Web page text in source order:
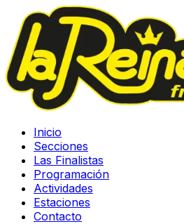
Inicio
Secciones
Las Finalistas
Programación
Actividades
Estaciones
Contacto